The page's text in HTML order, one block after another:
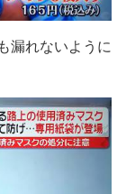
漏れないように